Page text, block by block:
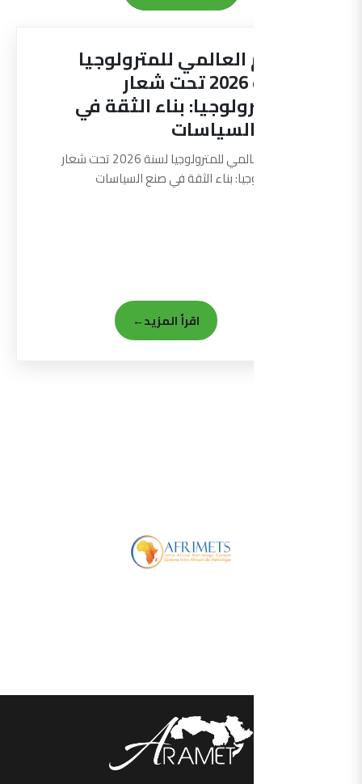
اليوم العالمي للمترولوجيا
لسنة 2026 تحت شعار
“المترولوجيا: بناء الثقة في
صنع السياسات
اليوم العالمي للمترولوجيا لسنة 2026 تحت شعار
"المترولوجيا: بناء الثقة في صنع السياسات
اقرأ المزيد←